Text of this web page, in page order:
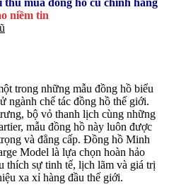
niềm tin
trong những mẫu đồng hồ biểu
ngành chế tác đồng hồ thế giới.
bộ vỏ thanh lịch cùng những
mẫu đồng hồ này luôn được
và đẳng cấp. Đồng hồ Minh
Model là lựa chọn hoàn hảo
thích sự tinh tế, lịch lãm và giá trị
xa xỉ hàng đầu thế giới.